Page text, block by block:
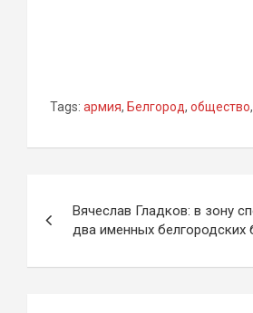
Tags: армия, Белгород, общество,
по
записям
Вячеслав Гладков: в зону
два именных белгородских